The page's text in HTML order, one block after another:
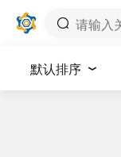
默认排序